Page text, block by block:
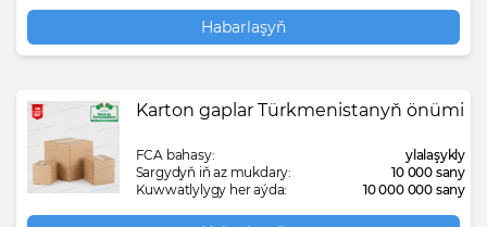
Habarlaşyň
Karton gaplar Türkmenistanyň önümi
FCA bahasy:
ylalaşykly
Sargydyň iň az mukdary:
10 000 sany
Kuwwatlylygy her aýda:
10 000 000 sany